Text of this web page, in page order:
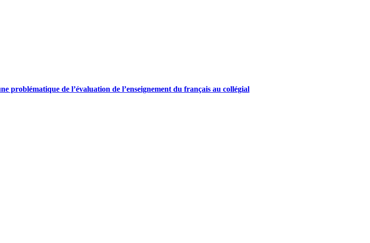
problématique de l’évaluation de l’enseignement du français au collégial